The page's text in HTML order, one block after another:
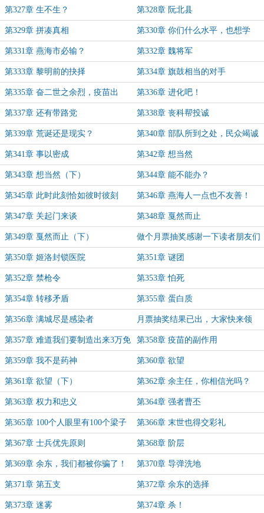
第327章 生不生？ 第328章 阮北县
第329章 拼凑真相 第330章 你们什么水平，也想学
我？
第331章 燕海市必输？ 第332章 魏将军
第333章 黎明前的抉择 第334章 旗鼓相当的对手
第335章 奋二世之余烈，疫苗出
世！
第336章 进化吧！
第337章 还有带路党 第338章 丧科帮投诚
第339章 荒诞还是现实？ 第340章 部队所到之处，民众竭诚
欢迎
第341章 事以密成 第342章 想当然
第343章 想当然（下） 第344章 能不能办？
第345章 此时此刻恰如彼时彼刻 第346章 燕海人一点也不友善！
第347章 关起门来谈 第348章 戛然而止
第349章 戛然而止（下） 做个月票抽奖感谢一下读者朋友们
第350章 姬洛封锁医院 第351章 谜团
第352章 禁枪令 第353章 怕死
第354章 转移矛盾 第355章 蛋白质
第356章 满城尽是感染者 月票抽奖结果已出，大家快来领
奖！
第357章 难道我们要制造出来3万免
疫者？？？
第358章 疫苗的副作用
第359章 我不是药神 第360章 欲望
第361章 欲望（下） 第362章 余主任，你相信光吗？
第363章 权力和忠义 第364章 强者曹丕
第365章 100个人眼里有100个梁子 第366章 末世也得交彩礼
第367章 士兵优先原则 第368章 阶层
第369章 余东，我们都被你骗了！ 第370章 导弹洗地
第371章 第五支 第372章 余东的选择
第373章 迷雾 第374章 杀！